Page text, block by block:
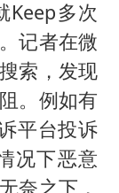
Keep多次
记者在微
索，发现
。例如有
平台投诉
况下恶意
奈之下，